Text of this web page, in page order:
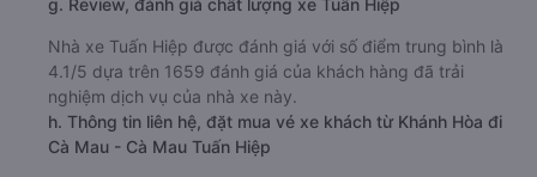
g. Review, đánh giá chất lượng xe Tuấn Hiệp
Nhà xe Tuấn Hiệp được đánh giá với số điểm trung bình là
4.1/5 dựa trên 1659 đánh giá của khách hàng đã trải
nghiệm dịch vụ của nhà xe này.
h. Thông tin liên hệ, đặt mua vé xe khách từ Khánh Hòa đi
Cà Mau - Cà Mau Tuấn Hiệp